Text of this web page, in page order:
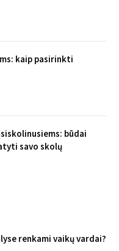
kaip pasirinkti
būdai
savo skolų
renkami vaikų vardai?